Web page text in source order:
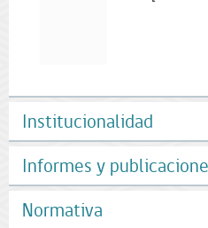
Institucionalidad
Informes y
Normativa